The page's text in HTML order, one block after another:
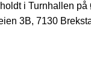
i Turnhallen på
3B, 7130